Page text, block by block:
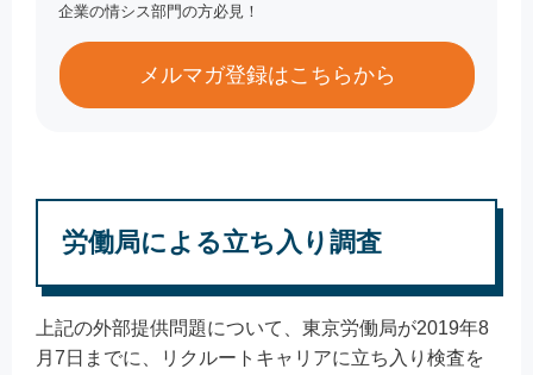
企業の情シス部門の方必見！
メルマガ登録はこちらから
労働局による立ち入り調査
上記の外部提供問題について、東京労働局が2019年8
月7日までに、リクルートキャリアに立ち入り検査を